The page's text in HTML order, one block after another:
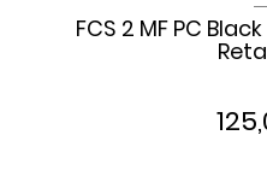
FCS 2 MF PC